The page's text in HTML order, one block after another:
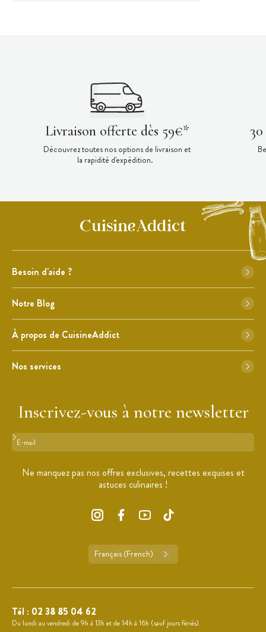
Livraison offerte dès 59€*
Découvrez toutes nos options de livraison et
la rapidité d'expédition.
Besoin d'aide ?
Notre Blog
À propos de CuisineAddict
Nos services
Inscrivez-vous à notre newsletter
Format : adresse@email.com
Ne manquez pas nos offres exclusives, recettes exquises et
astuces culinaires !
Français (French)
Tél : 02 38 85 04 62
Du lundi au vendredi de 9h à 13h et de 14h à 16h (sauf jours fériés).